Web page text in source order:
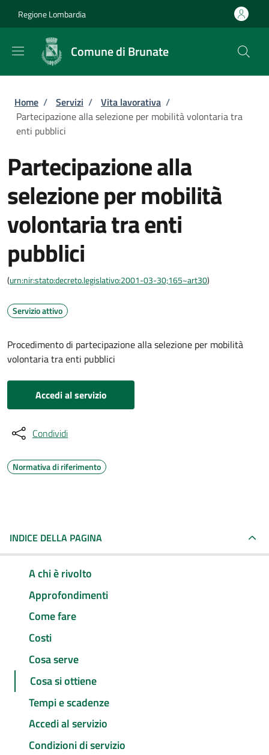
Regione Lombardia
Comune di Brunate
Briciole di pane
Home / Servizi / Vita lavorativa /
Partecipazione alla selezione per mobilità volontaria tra
enti pubblici
Partecipazione alla
selezione per mobilità
volontaria tra enti
pubblici
(urn:nir:stato:decreto.legislativo:2001-03-30;165~art30)
Servizio attivo
Procedimento di partecipazione alla selezione per mobilità
volontaria tra enti pubblici
Accedi al servizio
Condividi
Normativa di riferimento
INDICE DELLA PAGINA
A chi è rivolto
Approfondimenti
Come fare
Costi
Cosa serve
Cosa si ottiene
Tempi e scadenze
Accedi al servizio
Condizioni di servizio